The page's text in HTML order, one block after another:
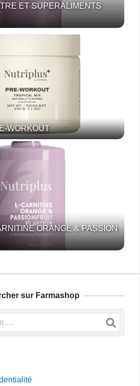
ET SUPERALIMENTS
WORKOUT
ORANGE & PASSION
sur Farmashop